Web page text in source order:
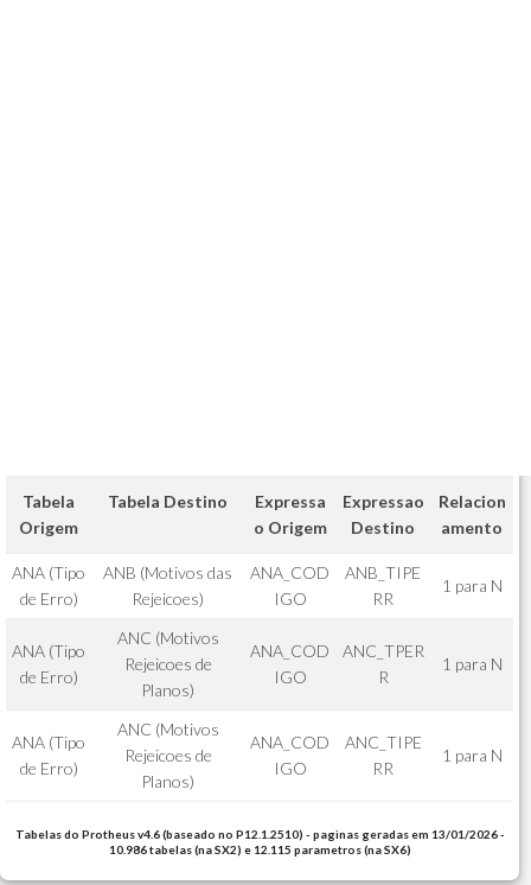
Tabela
Origem
Tabela Destino
Expressa
o Origem
Expressao
Destino
Relacion
amento
ANA (Tipo
de Erro)
ANB (Motivos das
Rejeicoes)
ANA_COD
IGO
ANB_TIPE
RR
1 para N
ANA (Tipo
de Erro)
ANC (Motivos
Rejeicoes de
Planos)
ANA_COD
IGO
ANC_TPER
R
1 para N
ANA (Tipo
de Erro)
ANC (Motivos
Rejeicoes de
Planos)
ANA_COD
IGO
ANC_TIPE
RR
1 para N
Tabelas do Protheus v4.6 (baseado no P12.1.2510) - paginas geradas em 13/01/2026 -
10.986 tabelas (na SX2) e 12.115 parametros (na SX6)